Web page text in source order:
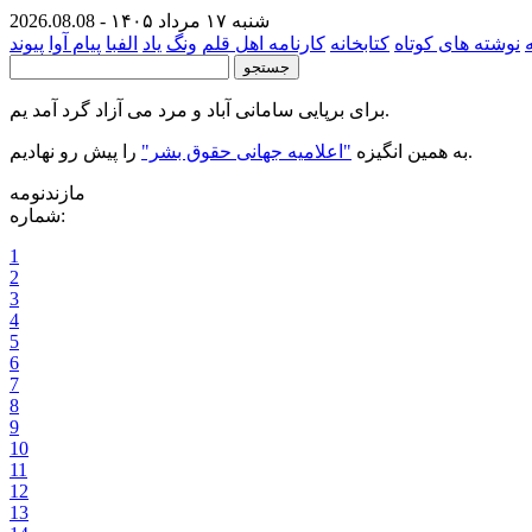
شنبه ۱۷ مرداد ۱۴۰۵ - 2026.08.08
نوشته های کوتاه کتابخانه کارنامه اهل قلم ونگ یاد الفبا پیام آوا پیوند
برای برپایی سامانی آباد و مرد می آزاد گرد آمد یم.
به همین انگیزه "اعلامیه جهانی حقوق بشر" را پیش رو نهادیم.
مازندنومه
شماره:
1
2
3
4
5
6
7
8
9
10
11
12
13